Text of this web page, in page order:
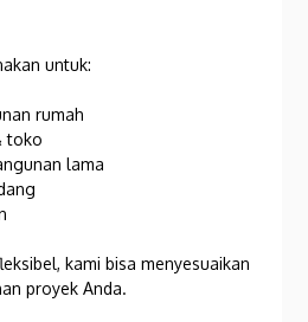
untuk:
rumah
toko
lama
kami bisa menyesuaikan
proyek Anda.